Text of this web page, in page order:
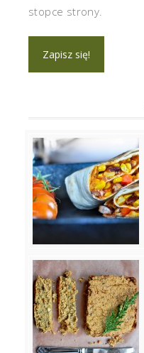
stopce strony.